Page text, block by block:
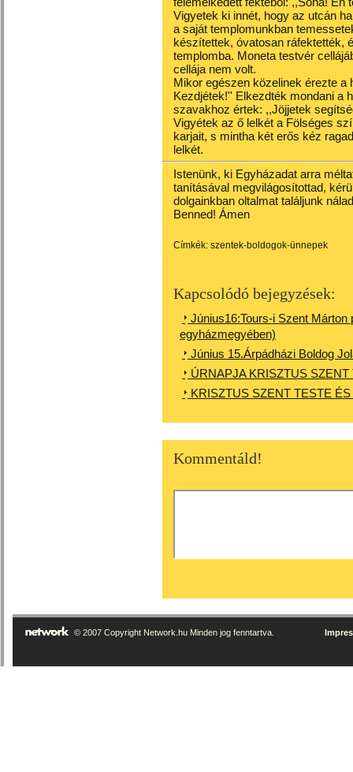
Vigyetek ki innét, hogy az utcán
a saját templomunkban
készítettek, óvatosan ráfektették,
templomba. Moneta testvér
cellája nem volt.
Mikor egészen közelinek érezte a
Kezdjétek!'' Elkezdték mondani a
szavakhoz értek: ,,Jöjjetek
Vigyétek az ő lelkét a Fölséges
karjait, s mintha két erős kéz
lelkét.
Istenünk, ki Egyházadat arra
tanításával megvilágosítottad,
dolgainkban oltalmat találjunk
Benned! Ámen
Címkék: szentek-boldogok-ünnepek
Kapcsolódó bejegyzések:
Június16:Tours-i Szent
egyházmegyében)
Június 15.Árpádházi Boldog
ÚRNAPJA KRISZTUS
KRISZTUS SZENT TESTE
Kommentáld!
© 2007 Copyright Network.hu Minden jog fenntartva.